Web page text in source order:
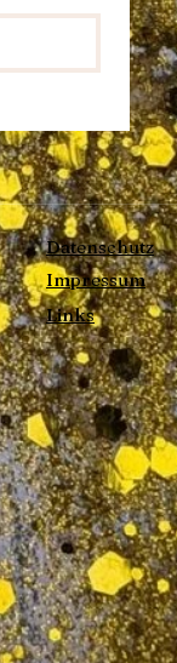
Datenschutz
Impressum
Links